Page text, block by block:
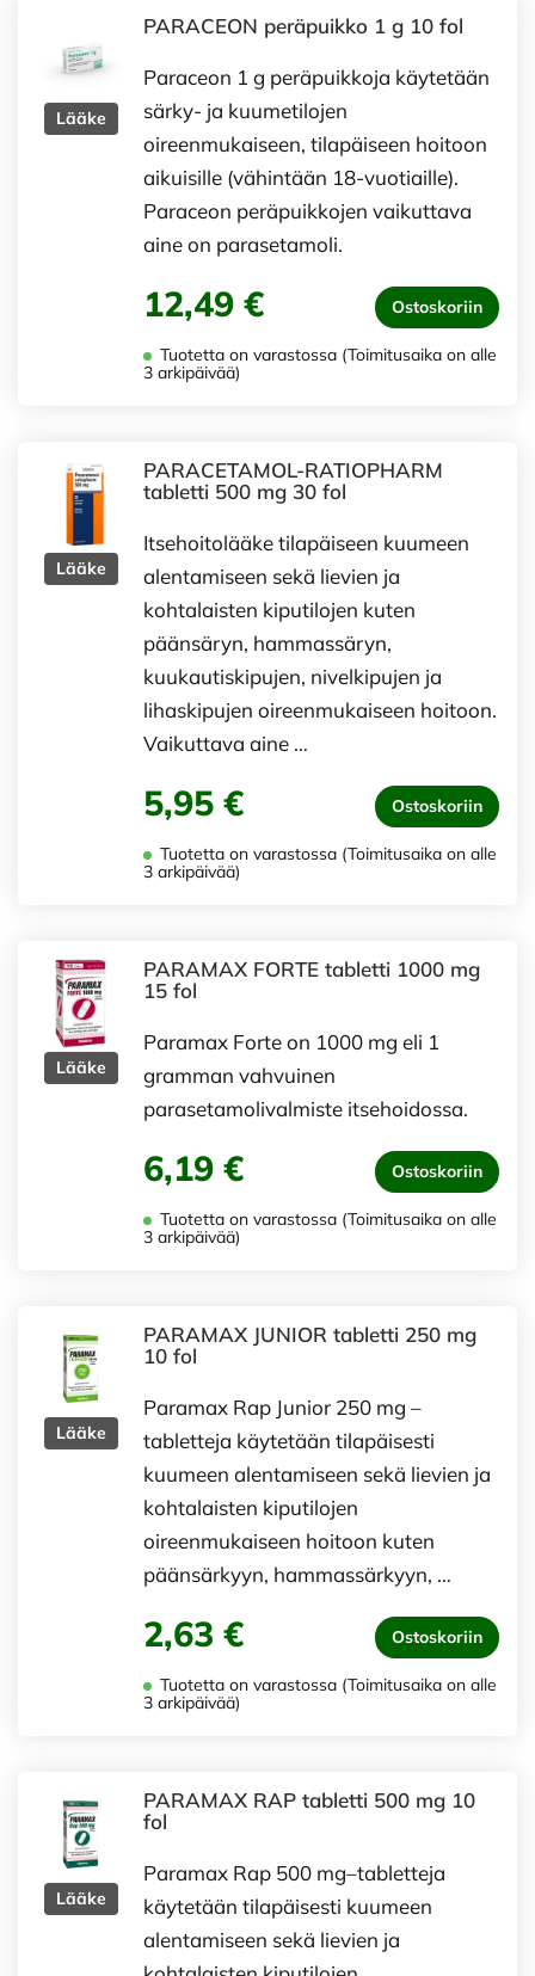
Lääke
PARACEON peräpuikko 1 g 10 fol
Paraceon 1 g peräpuikkoja käytetään
särky- ja kuumetilojen
oireenmukaiseen, tilapäiseen hoitoon
aikuisille (vähintään 18-vuotiaille).
Paraceon peräpuikkojen vaikuttava
aine on parasetamoli.
12,49 € Ostoskoriin
Tuotetta on varastossa (Toimitusaika on alle
3 arkipäivää)
Lääke
PARACETAMOL-RATIOPHARM
tabletti 500 mg 30 fol
Itsehoitolääke tilapäiseen kuumeen
alentamiseen sekä lievien ja
kohtalaisten kiputilojen kuten
päänsäryn, hammassäryn,
kuukautiskipujen, nivelkipujen ja
lihaskipujen oireenmukaiseen hoitoon.
Vaikuttava aine …
5,95 € Ostoskoriin
Tuotetta on varastossa (Toimitusaika on alle
3 arkipäivää)
Lääke
PARAMAX FORTE tabletti 1000 mg
15 fol
Paramax Forte on 1000 mg eli 1
gramman vahvuinen
parasetamolivalmiste itsehoidossa.
6,19 € Ostoskoriin
Tuotetta on varastossa (Toimitusaika on alle
3 arkipäivää)
Lääke
PARAMAX JUNIOR tabletti 250 mg
10 fol
Paramax Rap Junior 250 mg –
tabletteja käytetään tilapäisesti
kuumeen alentamiseen sekä lievien ja
kohtalaisten kiputilojen
oireenmukaiseen hoitoon kuten
päänsärkyyn, hammassärkyyn, …
2,63 € Ostoskoriin
Tuotetta on varastossa (Toimitusaika on alle
3 arkipäivää)
Lääke
PARAMAX RAP tabletti 500 mg 10
fol
Paramax Rap 500 mg–tabletteja
käytetään tilapäisesti kuumeen
alentamiseen sekä lievien ja